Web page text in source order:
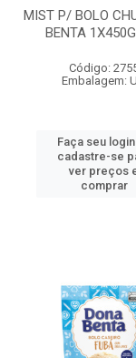
MIST P/ BOLO
BENTA
Código:
Embalagem:
Faça seu
cadastre-se
ver preços
comprar